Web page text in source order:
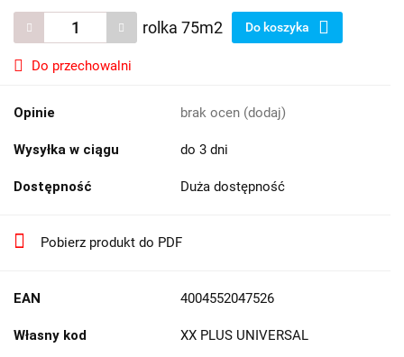
rolka 75m2 Do koszyka
Do przechowalni
Opinie brak ocen (dodaj)
Wysyłka w ciągu do 3 dni
Dostępność Duża dostępność
Pobierz produkt do PDF
EAN 4004552047526
Własny kod XX PLUS UNIVERSAL